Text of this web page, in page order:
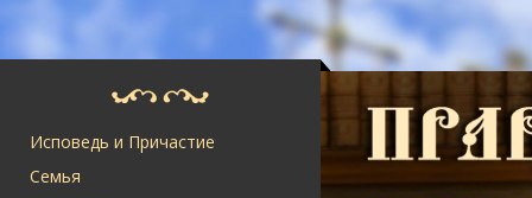
Исповедь и Причастие
Семья